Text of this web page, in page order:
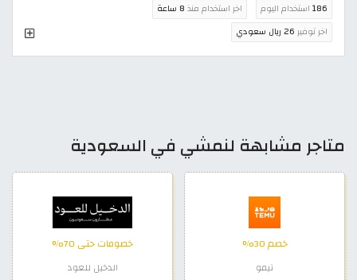
186 استخدام اليوم اخر استخدام منذ 8 ساعة
اخر توفير 26 ريال سعودي
متاجر مشابهة لنمشي في السعودية
خصم 30%
تيمو
خصومات حتى 70%
الدخيل للعود